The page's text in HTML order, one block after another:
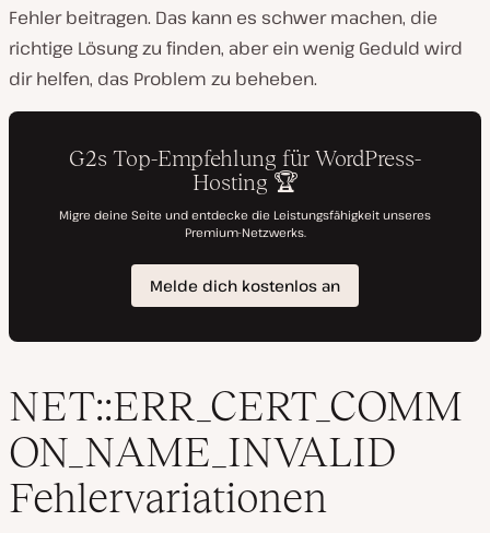
Fehler beitragen. Das kann es schwer machen, die
richtige Lösung zu finden, aber ein wenig Geduld wird
dir helfen, das Problem zu beheben.
NET::ERR_CERT_COMM
ON_NAME_INVALID
Fehlervariationen